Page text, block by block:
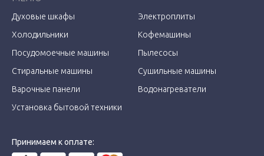
Принимаем к оплате:
Духовые шкафы
Электроплиты
Холодильники
Кофемашины
Посудомоечные машины
Пылесосы
Стиральные машины
Сушильные машины
Варочные панели
Водонагреватели
Установка бытовой техники